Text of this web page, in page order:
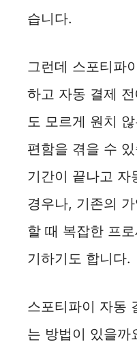
습니다.
그런데 스포티파
하고 자동 결제
도 모르게 원치
편함을 겪을 수
기간이 끝나고 자
경우나, 기존의
할 때 복잡한 프
기하기도 합니다.
스포티파이 자동
는 방법이 있을까